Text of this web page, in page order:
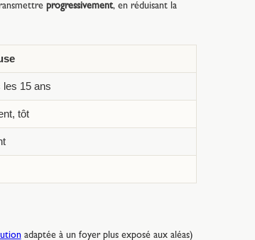
progressivement, en réduisant la
les 15 ans
tôt
adaptée à un foyer plus exposé aux aléas)